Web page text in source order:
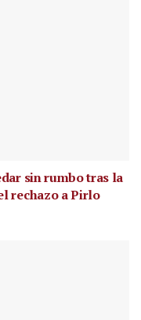
sin rumbo tras la
rechazo a Pirlo